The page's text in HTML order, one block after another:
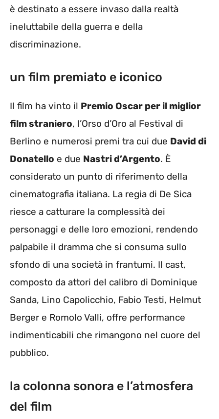
è destinato a essere invaso dalla realtà
ineluttabile della guerra e della
discriminazione.
un film premiato e iconico
Il film ha vinto il Premio Oscar per il miglior
film straniero, l’Orso d’Oro al Festival di
Berlino e numerosi premi tra cui due David di
Donatello e due Nastri d’Argento. È
considerato un punto di riferimento della
cinematografia italiana. La regia di De Sica
riesce a catturare la complessità dei
personaggi e delle loro emozioni, rendendo
palpabile il dramma che si consuma sullo
sfondo di una società in frantumi. Il cast,
composto da attori del calibro di Dominique
Sanda, Lino Capolicchio, Fabio Testi, Helmut
Berger e Romolo Valli, offre performance
indimenticabili che rimangono nel cuore del
pubblico.
la colonna sonora e l’atmosfera
del film